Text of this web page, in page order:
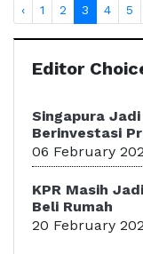
‹ 1 2 3 4 5
Editor
Singapura
Berinvestasi
06 February
KPR Masih
Beli Rumah
20 February